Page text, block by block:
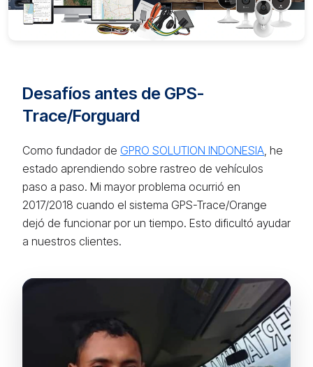
Desafíos antes de GPS-
Trace/Forguard
Como fundador de GPRO SOLUTION INDONESIA, he
estado aprendiendo sobre rastreo de vehículos
paso a paso. Mi mayor problema ocurrió en
2017/2018 cuando el sistema GPS-Trace/Orange
dejó de funcionar por un tiempo. Esto dificultó ayudar
a nuestros clientes.